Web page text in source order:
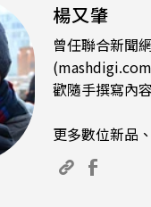
楊又肇
曾任聯合新聞
歡隨手撰寫內
更多數位新品